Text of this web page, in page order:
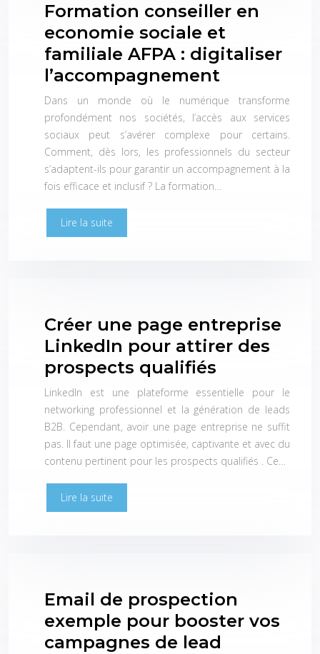
Formation conseiller en
economie sociale et
familiale AFPA : digitaliser
l’accompagnement
Dans un monde où le numérique transforme
profondément nos sociétés, l’accès aux services
sociaux peut s’avérer complexe pour certains.
Comment, dès lors, les professionnels du secteur
s’adaptent-ils pour garantir un accompagnement à la
fois efficace et inclusif ? La formation…
Lire la suite
Créer une page entreprise
LinkedIn pour attirer des
prospects qualifiés
LinkedIn est une plateforme essentielle pour le
networking professionnel et la génération de leads
B2B. Cependant, avoir une page entreprise ne suffit
pas. Il faut une page optimisée, captivante et avec du
contenu pertinent pour les prospects qualifiés . Ce…
Lire la suite
Email de prospection
exemple pour booster vos
campagnes de lead